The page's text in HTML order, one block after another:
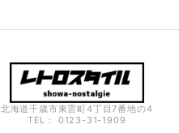
北海道千歳市東雲町4丁目7番地の4
TEL： 0123-31-1909